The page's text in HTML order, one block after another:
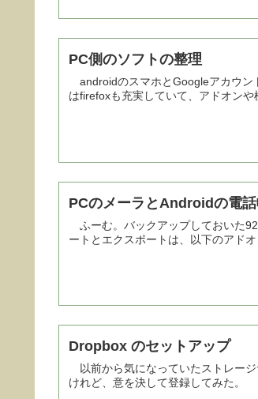
PC側のソフトの整理
androidのスマホとGoogleアカウン
はfirefoxも充実していて、アドオン
PCのメーラとAndroidの電
ふーむ。バックアップしておいた
ートとエクスポートは、以下のアド
Dropbox のセットアップ
以前から気になっていたストレー
けれど、意を決して登録してみた。